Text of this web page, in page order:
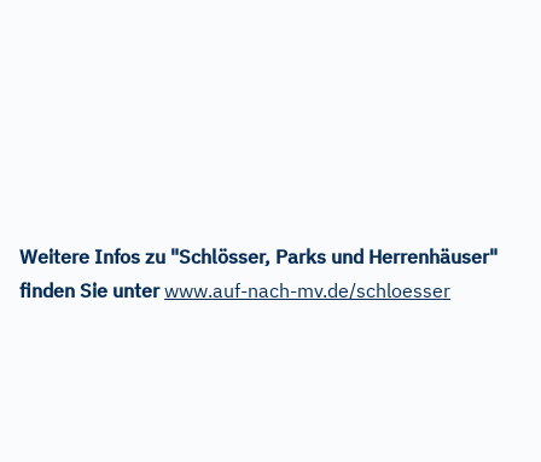
Weitere Infos zu "Schlösser, Parks und Herrenhäuser"
finden Sie unterwww.auf-nach-mv.de/schloesser